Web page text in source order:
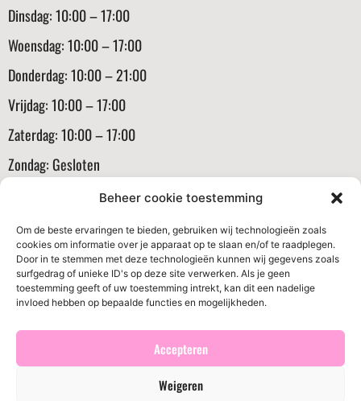
Beheer cookie toestemming
Om de beste ervaringen te bieden, gebruiken wij technologieën zoals
cookies om informatie over je apparaat op te slaan en/of te raadplegen.
Door in te stemmen met deze technologieën kunnen wij gegevens zoals
surfgedrag of unieke ID's op deze site verwerken. Als je geen
toestemming geeft of uw toestemming intrekt, kan dit een nadelige
invloed hebben op bepaalde functies en mogelijkheden.
Accepteren
Weigeren
Dinsdag: 10:00 – 17:00
Woensdag: 10:00 – 17:00
Donderdag: 10:00 – 21:00
Vrijdag: 10:00 – 17:00
Zaterdag: 10:00 – 17:00
Zondag: Gesloten
Klantenservice
Algemene voorwaarden
Verzenden en routerneren
Privacybeleid
Cookiebeleid (EU)